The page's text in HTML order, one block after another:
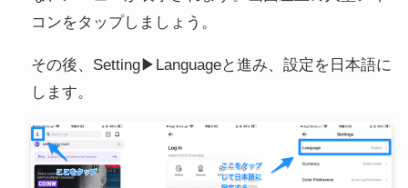
コンをタップしましょう。
その後、Setting▶︎Languageと進み、設定を日本語に
します。